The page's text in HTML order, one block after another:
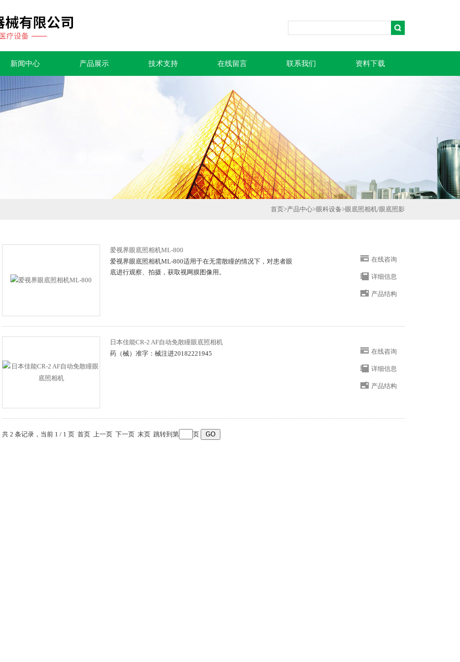
新闻中心 产品展示 技术支持 在线留言 联系我们 资料下载
首页>产品中心>眼科设备>眼底照相机/眼底照影
爱视界眼底照相机ML-800
爱视界眼底照相机ML-800适用于在无需散瞳的情况下，对患者眼
底进行观察、拍摄，获取视网膜图像用。
在线咨询
详细信息
产品结构
日本佳能CR-2 AF自动免散瞳眼底照相机
药（械）准字：械注进20182221945
在线咨询
详细信息
产品结构
共 2 条记录，当前 1 / 1 页 首页 上一页 下一页 末页 跳转到第 页